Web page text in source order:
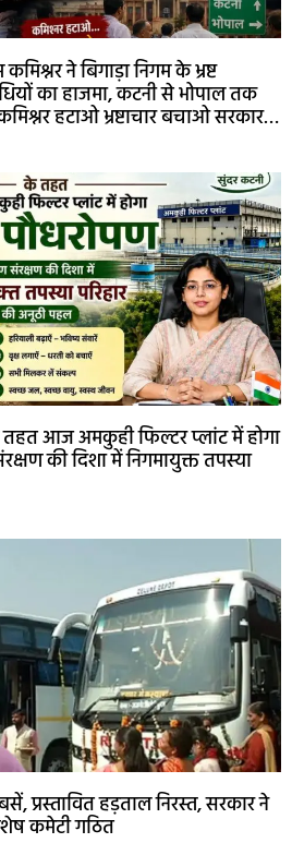
ने बिगाड़ा निगम के भ्रष्ट
का हाजमा, कटनी से भोपाल तक
हटाओ भ्रष्टाचार बचाओ सरकार…
आज अमकुही फिल्टर प्लांट में होगा
की दिशा में निगमायुक्त तपस्या
प्रस्तावित हड़ताल निरस्त, सरकार ने
कमेटी गठित